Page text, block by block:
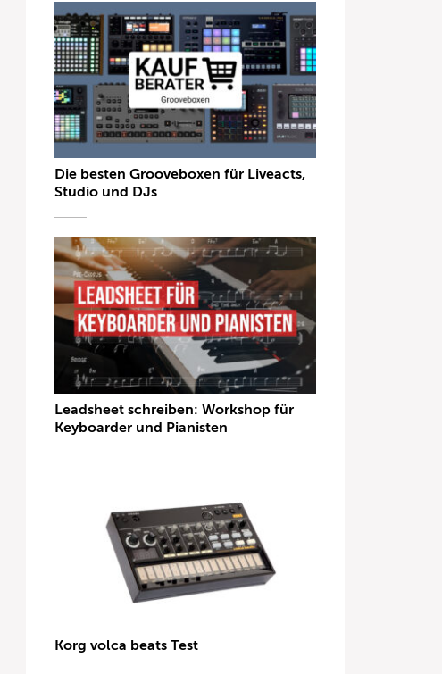
Die besten Grooveboxen für Liveacts,
Studio und DJs
Leadsheet schreiben: Workshop für
Keyboarder und Pianisten
Korg volca beats Test